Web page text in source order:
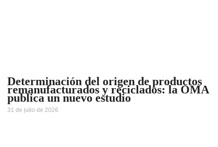
Determinación del origen de productos
remanufacturados y reciclados: la OMA
publica un nuevo estudio
31 de julio de 2026